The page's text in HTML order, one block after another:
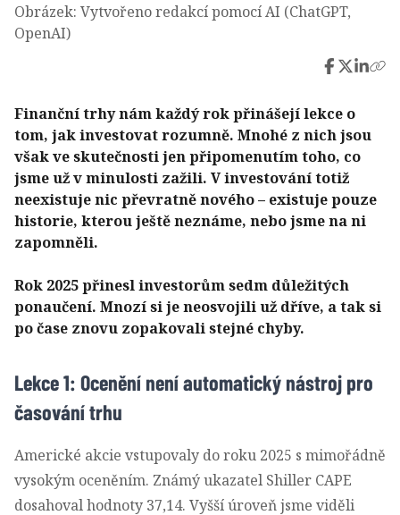
Obrázek: Vytvořeno redakcí pomocí AI (ChatGPT,
OpenAI)
Finanční trhy nám každý rok přinášejí lekce o
tom, jak investovat rozumně. Mnohé z nich jsou
však ve skutečnosti jen připomenutím toho, co
jsme už v minulosti zažili. V investování totiž
neexistuje nic převratně nového – existuje pouze
historie, kterou ještě neznáme, nebo jsme na ni
zapomněli.
Rok 2025 přinesl investorům sedm důležitých
ponaučení. Mnozí si je neosvojili už dříve, a tak si
po čase znovu zopakovali stejné chyby.
Lekce 1: Ocenění není automatický nástroj pro
časování trhu
Americké akcie vstupovaly do roku 2025 s mimořádně
vysokým oceněním. Známý ukazatel Shiller CAPE
dosahoval hodnoty 37,14. Vyšší úroveň jsme viděli